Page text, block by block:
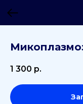
1 300 р.